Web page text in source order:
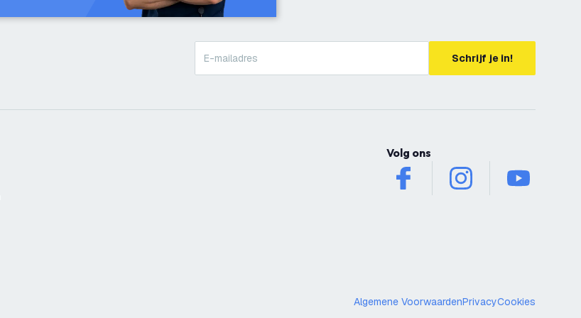
Schrijf je in!
Volg ons
facebook instagram youtube
Algemene VoorwaardenPrivacyCookies